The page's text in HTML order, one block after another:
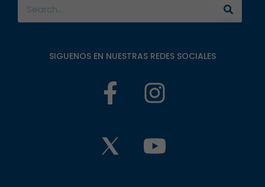
SIGUENOS EN NUESTRAS REDES SOCIALES